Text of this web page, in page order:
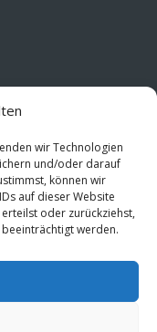
wir Technologien
und/oder darauf
können wir
auf dieser Website
oder zurückziehst,
werden.
Impulse und
Jetzt